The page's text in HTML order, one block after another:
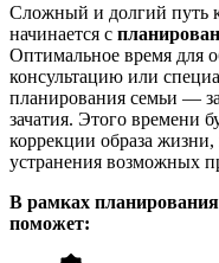
Сложный и долгий путь
начинается с
Оптимальное время для
консультацию или
планирования семьи —
зачатия. Этого времени
коррекции образа
устранения возможных
В рамках планирования
поможет: